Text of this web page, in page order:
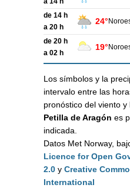
de 14 h
a 20 h
24°
de 20 h
a 02 h
19°
Los símbolos y la
intervalo entre las
pronóstico del viento
Petilla de Aragón es
indicada.
Datos Met Norway,
Licence for Open
2.0 y Creative
International